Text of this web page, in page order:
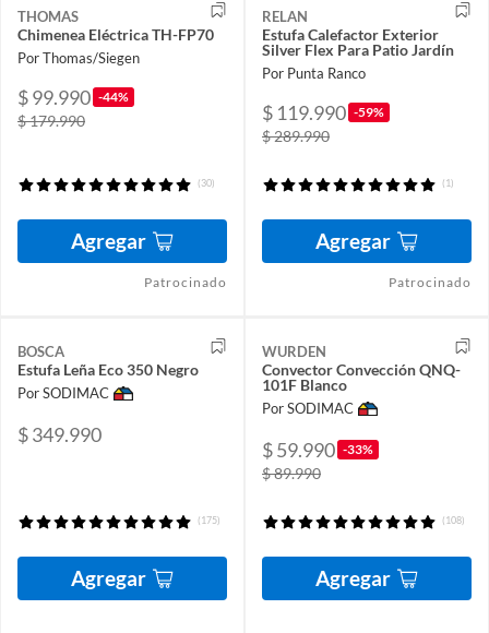
THOMAS
Chimenea Eléctrica TH-FP70
Por Thomas/Siegen
$ 99.990 -44%
$ 179.990
(30)
Agregar
Patrocinado
RELAN
Estufa Calefactor Exterior
Silver Flex Para Patio Jardín
Por Punta Ranco
$ 119.990 -59%
$ 289.990
(1)
Agregar
Patrocinado
BOSCA
Estufa Leña Eco 350 Negro
Por SODIMAC
$ 349.990
(175)
Agregar
WURDEN
Convector Convección QNQ-
101F Blanco
Por SODIMAC
$ 59.990 -33%
$ 89.990
(108)
Agregar